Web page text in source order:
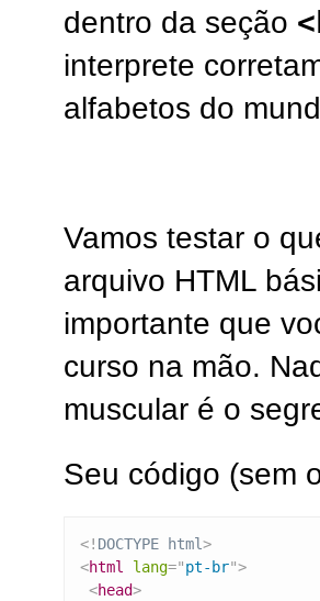
dentro da seção
interprete
alfabetos do
Vamos testar o
arquivo HTML
importante que
curso na mão.
muscular é o
Seu código (sem
<! DOCTYPE html>
<html lang="pt-br">
<head>